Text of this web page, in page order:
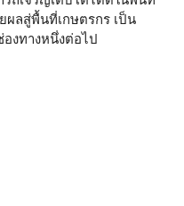
ผลสู่พื้นที่เกษตรกร เป็น
องทางหนึ่งต่อไป